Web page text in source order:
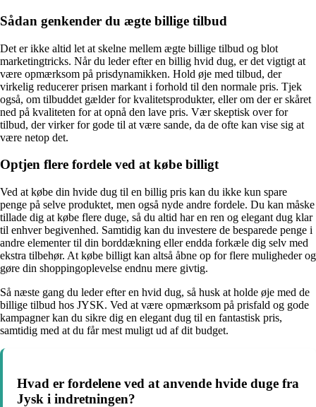
Sådan genkender du ægte billige tilbud
Det er ikke altid let at skelne mellem ægte billige tilbud og blot
marketingtricks. Når du leder efter en billig hvid dug, er det vigtigt at
være opmærksom på prisdynamikken. Hold øje med tilbud, der
virkelig reducerer prisen markant i forhold til den normale pris. Tjek
også, om tilbuddet gælder for kvalitetsprodukter, eller om der er skåret
ned på kvaliteten for at opnå den lave pris. Vær skeptisk over for
tilbud, der virker for gode til at være sande, da de ofte kan vise sig at
være netop det.
Optjen flere fordele ved at købe billigt
Ved at købe din hvide dug til en billig pris kan du ikke kun spare
penge på selve produktet, men også nyde andre fordele. Du kan måske
tillade dig at købe flere duge, så du altid har en ren og elegant dug klar
til enhver begivenhed. Samtidig kan du investere de besparede penge i
andre elementer til din borddækning eller endda forkæle dig selv med
ekstra tilbehør. At købe billigt kan altså åbne op for flere muligheder og
gøre din shoppingoplevelse endnu mere givtig.
Så næste gang du leder efter en hvid dug, så husk at holde øje med de
billige tilbud hos JYSK. Ved at være opmærksom på prisfald og gode
kampagner kan du sikre dig en elegant dug til en fantastisk pris,
samtidig med at du får mest muligt ud af dit budget.
Hvad er fordelene ved at anvende hvide duge fra
Jysk i indretningen?